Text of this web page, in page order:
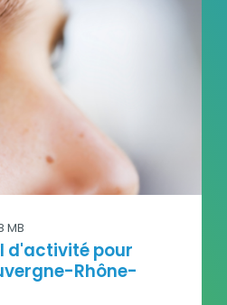
MB
d'activité pour
Rhône-